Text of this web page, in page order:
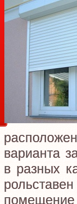
варианта
в разных